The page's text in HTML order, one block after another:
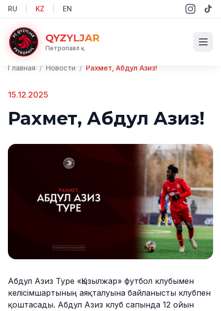
RU KZ EN
QYZYLJAR
Петропавл қ.
Главная / Новости / Рахмет, Абдул Азиз!
15.12.2025
Рахмет, Абдул Азиз!
Абдул Азиз Туре «Қызылжар» футбол клубымен
келісімшартының аяқталуына байланысты клубпен
қоштасады. Абдул Азиз клуб сапында 12 ойын